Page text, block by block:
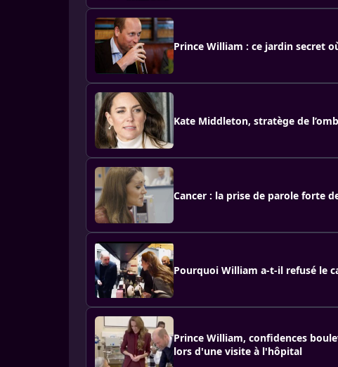
Prince William : ce jardin secret
Kate Middleton, stratège de
Cancer : la prise de parole forte
Pourquoi William a-t-il refusé le
Prince William, confidences
lors d'une visite à l'hôpital